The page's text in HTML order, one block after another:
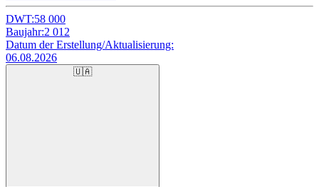
DWT:58 000
Baujahr:2 012
Datum der Erstellung/Aktualisierung:
06.08.2026
🇺🇦